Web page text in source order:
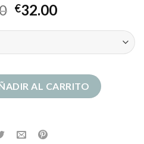
€32.00
AL CARRITO